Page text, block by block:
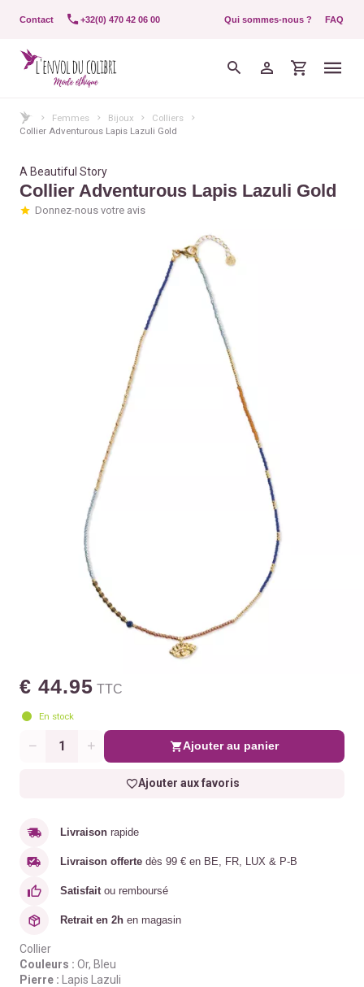
Contact +32(0) 470 42 06 00 Qui sommes-nous ? FAQ
Femmes Bijoux
Colliers
Collier Adventurous Lapis Lazuli Gold
A Beautiful Story
Collier Adventurous Lapis Lazuli Gold
Donnez-nous votre avis
€ 44.95 TTC
En stock
Quantité Ajouter au panier
Ajouter aux favoris
Livraison rapide
Livraison offerte dès 99 € en BE, FR, LUX & P-B
Satisfait ou remboursé
Retrait en 2h en magasin
Collier
Couleurs : Or, Bleu
Pierre : Lapis Lazuli